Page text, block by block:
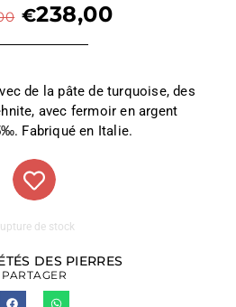
€238,00
de la pâte de turquoise, des
avec fermoir en argent
Fabriqué en Italie.
de stock
DES PIERRES
PARTAGER